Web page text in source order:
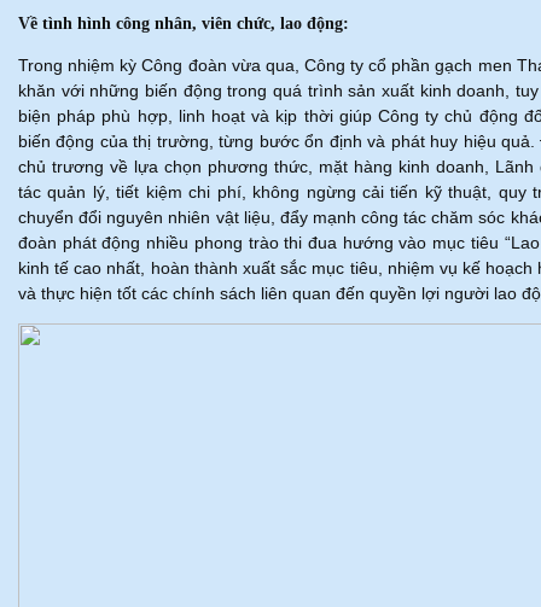
Về tình hình công nhân, viên chức, lao động:
Trong nhiệm kỳ Công đoàn vừa qua, Công ty cổ phần gạch men
khăn với những biến động trong quá trình sản xuất kinh doanh,
biện pháp phù hợp, linh hoạt và kịp thời giúp Công ty chủ động
biến động của thị trường, từng bước ổn định và phát huy hiệu
chủ trương về lựa chọn phương thức, mặt hàng kinh doanh,
tác quản lý, tiết kiệm chi phí, không ngừng cải tiến kỹ thuật,
chuyển đổi nguyên nhiên vật liệu, đẩy mạnh công tác chăm sóc
đoàn phát động nhiều phong trào thi đua hướng vào mục tiêu
kinh tế cao nhất, hoàn thành xuất sắc mục tiêu, nhiệm vụ kế
và thực hiện tốt các chính sách liên quan đến quyền lợi người lao